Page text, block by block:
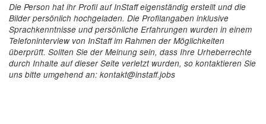
Die Person hat ihr Profil auf InStaff eigenständig erstellt und die
Bilder persönlich hochgeladen. Die Profilangaben inklusive
Sprachkenntnisse und persönliche Erfahrungen wurden in einem
Telefoninterview von InStaff im Rahmen der Möglichkeiten
überprüft. Sollten Sie der Meinung sein, dass Ihre Urheberrechte
durch Inhalte auf dieser Seite verletzt wurden, so kontaktieren Sie
uns bitte umgehend an: kontakt@instaff.jobs